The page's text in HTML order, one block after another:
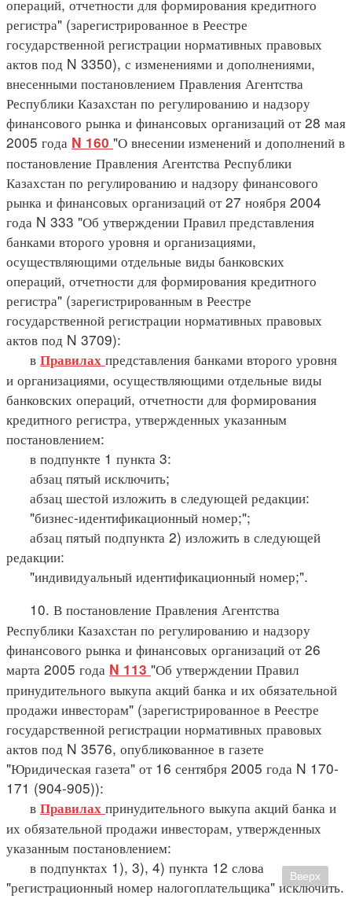
операций, отчетности для формирования кредитного
регистра" (зарегистрированное в Реестре
государственной регистрации нормативных правовых
актов под N 3350), с изменениями и дополнениями,
внесенными постановлением Правления Агентства
Республики Казахстан по регулированию и надзору
финансового рынка и финансовых организаций от 28 мая
2005 года N 160 "О внесении изменений и дополнений в
постановление Правления Агентства Республики
Казахстан по регулированию и надзору финансового
рынка и финансовых организаций от 27 ноября 2004
года N 333 "Об утверждении Правил представления
банками второго уровня и организациями,
осуществляющими отдельные виды банковских
операций, отчетности для формирования кредитного
регистра" (зарегистрированным в Реестре
государственной регистрации нормативных правовых
актов под N 3709):
в Правилах представления банками второго уровня
и организациями, осуществляющими отдельные виды
банковских операций, отчетности для формирования
кредитного регистра, утвержденных указанным
постановлением:
в подпункте 1 пункта 3:
абзац пятый исключить;
абзац шестой изложить в следующей редакции:
"бизнес-идентификационный номер;";
абзац пятый подпункта 2) изложить в следующей
редакции:
"индивидуальный идентификационный номер;".
10. В постановление Правления Агентства
Республики Казахстан по регулированию и надзору
финансового рынка и финансовых организаций от 26
марта 2005 года N 113 "Об утверждении Правил
принудительного выкупа акций банка и их обязательной
продажи инвесторам" (зарегистрированное в Реестре
государственной регистрации нормативных правовых
актов под N 3576, опубликованное в газете
"Юридическая газета" от 16 сентября 2005 года N 170-
171 (904-905)):
в Правилах принудительного выкупа акций банка и
их обязательной продажи инвесторам, утвержденных
указанным постановлением:
в подпунктах 1), 3), 4) пункта 12 слова
"регистрационный номер налогоплательщика" исключить.
Вверх